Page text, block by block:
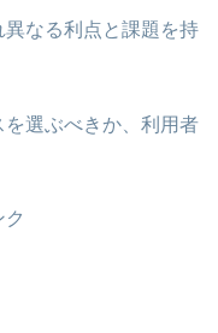
なる利点と課題を持
選ぶべきか、利用者